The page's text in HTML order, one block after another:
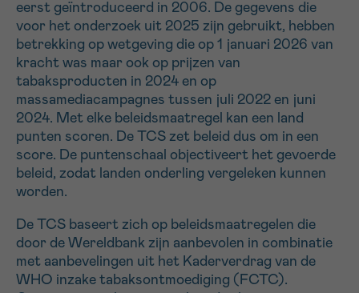
eerst geïntroduceerd in 2006. De gegevens die
voor het onderzoek uit 2025 zijn gebruikt, hebben
betrekking op wetgeving die op 1 januari 2026 van
kracht was maar ook op prijzen van
tabaksproducten in 2024 en op
massamediacampagnes tussen juli 2022 en juni
2024. Met elke beleidsmaatregel kan een land
punten scoren. De TCS zet beleid dus om in een
score. De puntenschaal objectiveert het gevoerde
beleid, zodat landen onderling vergeleken kunnen
worden.
De TCS baseert zich op beleidsmaatregelen die
door de Wereldbank zijn aanbevolen in combinatie
met aanbevelingen uit het Kaderverdrag van de
WHO inzake tabaksontmoediging (FCTC).